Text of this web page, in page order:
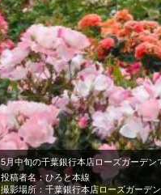
投稿者名：ひろと本線
撮影場所：千葉銀行本店ローズガーデン